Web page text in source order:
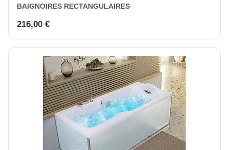
BAIGNOIRES RECTANGULAIRES
216,00 €